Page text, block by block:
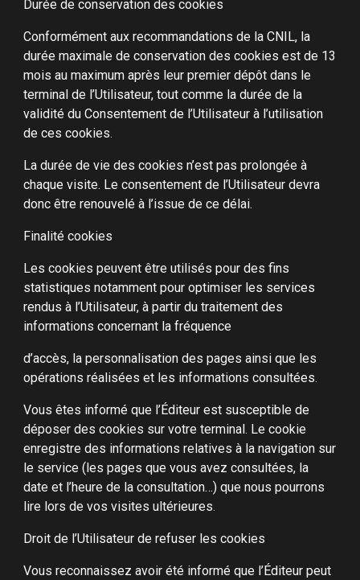
Durée de conservation des cookies
Conformément aux recommandations de la CNIL, la
durée maximale de conservation des cookies est de 13
mois au maximum après leur premier dépôt dans le
terminal de l’Utilisateur, tout comme la durée de la
validité du Consentement de l’Utilisateur à l’utilisation
de ces cookies.
La durée de vie des cookies n’est pas prolongée à
chaque visite. Le consentement de l’Utilisateur devra
donc être renouvelé à l’issue de ce délai.
Finalité cookies
Les cookies peuvent être utilisés pour des fins
statistiques notamment pour optimiser les services
rendus à l’Utilisateur, à partir du traitement des
informations concernant la fréquence
d’accès, la personnalisation des pages ainsi que les
opérations réalisées et les informations consultées.
Vous êtes informé que l’Éditeur est susceptible de
déposer des cookies sur votre terminal. Le cookie
enregistre des informations relatives à la navigation sur
le service (les pages que vous avez consultées, la
date et l’heure de la consultation…) que nous pourrons
lire lors de vos visites ultérieures.
Droit de l’Utilisateur de refuser les cookies
Vous reconnaissez avoir été informé que l’Éditeur peut